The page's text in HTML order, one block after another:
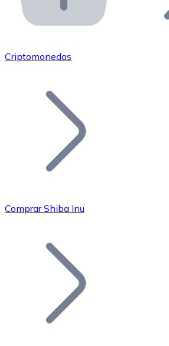
Integra nuestra API en tu
Únete a nuestra red de
Añade tu proyecto a nuestro
Bitcoin
Criptomonedas
Comprar Shiba Inu